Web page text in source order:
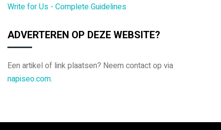
Write for Us - Complete Guidelines
ADVERTEREN OP DEZE WEBSITE?
Een artikel of link plaatsen? Neem contact op via
napiseo.com.